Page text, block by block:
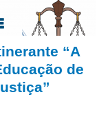
“A
de